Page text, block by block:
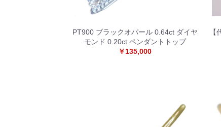
PT900 ブラックオパール 0.64ct ダイヤ
モンド 0.20ct ペンダントトップ
￥135,000